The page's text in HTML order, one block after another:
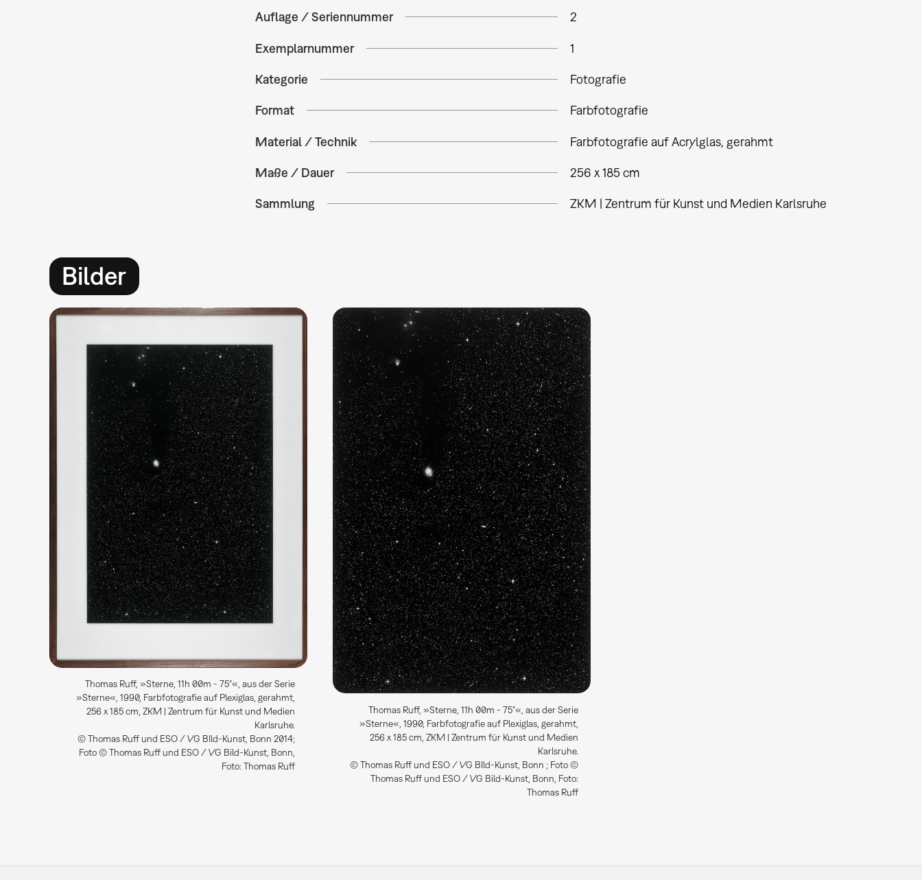
Auflage / Seriennummer 2
Exemplarnummer 1
Kategorie Fotografie
Format Farbfotografie
Material / Technik Farbfotografie auf Acrylglas, gerahmt
Maße / Dauer 256 x 185 cm
Sammlung ZKM | Zentrum für Kunst und Medien Karlsruhe
Bilder
Thomas Ruff, »Sterne, 11h 00m - 75°«, aus der Serie
»Sterne«, 1990, Farbfotografie auf Plexiglas, gerahmt,
256 x 185 cm, ZKM | Zentrum für Kunst und Medien
Karlsruhe.
© Thomas Ruff und ESO / VG BIld-Kunst, Bonn 2014;
Foto © Thomas Ruff und ESO / VG Bild-Kunst, Bonn,
Foto: Thomas Ruff
Thomas Ruff, »Sterne, 11h 00m - 75°«, aus der Serie
»Sterne«, 1990, Farbfotografie auf Plexiglas, gerahmt,
256 x 185 cm, ZKM | Zentrum für Kunst und Medien
Karlsruhe.
© Thomas Ruff und ESO / VG BIld-Kunst, Bonn ; Foto ©
Thomas Ruff und ESO / VG Bild-Kunst, Bonn, Foto:
Thomas Ruff